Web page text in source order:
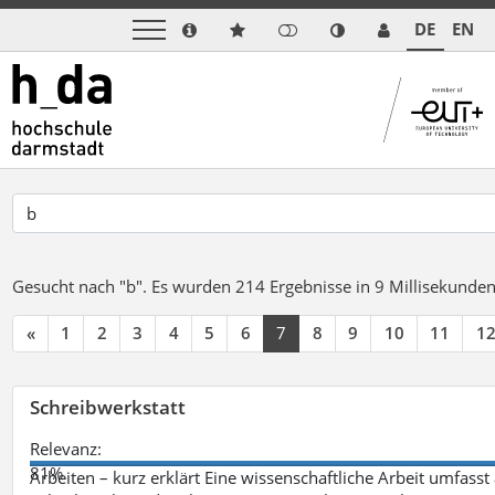
DE EN
Gesucht nach "b". Es wurden 214 Ergebnisse in 9
« 1 2 3 4 5 6 7 8 9 10 11 12
Schreibwerkstatt
Relevanz:
81%
Arbeiten – kurz erklärt Eine wissenschaftliche Arbeit